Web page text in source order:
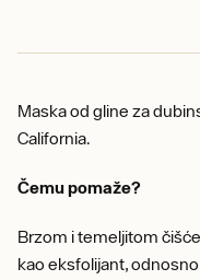
Maska od gline za
California.
Čemu pomaže?
Brzom i temeljitom
kao eksfolijant,